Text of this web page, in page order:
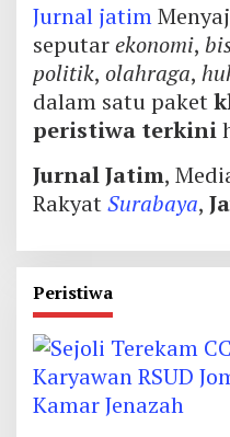
Jurnal jatim
seputarekonomi,
politik, olahraga,
dalam satu paket
peristiwa terkini
Jurnal Jatim,
RakyatSurabaya,
Peristiwa